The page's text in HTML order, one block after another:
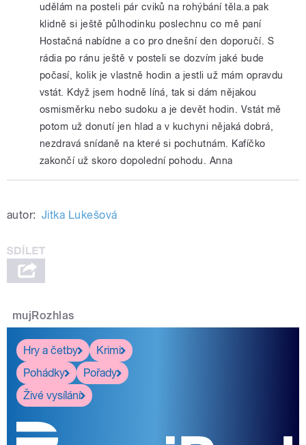
udělám na posteli pár cviků na rohýbání těla.a pak
klidně si ještě půlhodinku poslechnu co mě paní
Hostačná nabídne a co pro dnešní den doporučí. S
rádia po ránu ještě v posteli se dozvím jaké bude
počasí, kolik je vlastně hodin a jestli už mám opravdu
vstát. Když jsem hodně líná, tak si dám nějakou
osmisměrku nebo sudoku a je devět hodin. Vstát mě
potom už donutí jen hlad a v kuchyni nějaká dobrá,
nezdravá snídaně na které si pochutnám. Kafíčko
zakončí už skoro dopolední pohodu. Anna
autor: Jitka Lukešová
mujRozhlas
Hry a četby
Krimi
Pohádky
Pořady
Živé vysílání